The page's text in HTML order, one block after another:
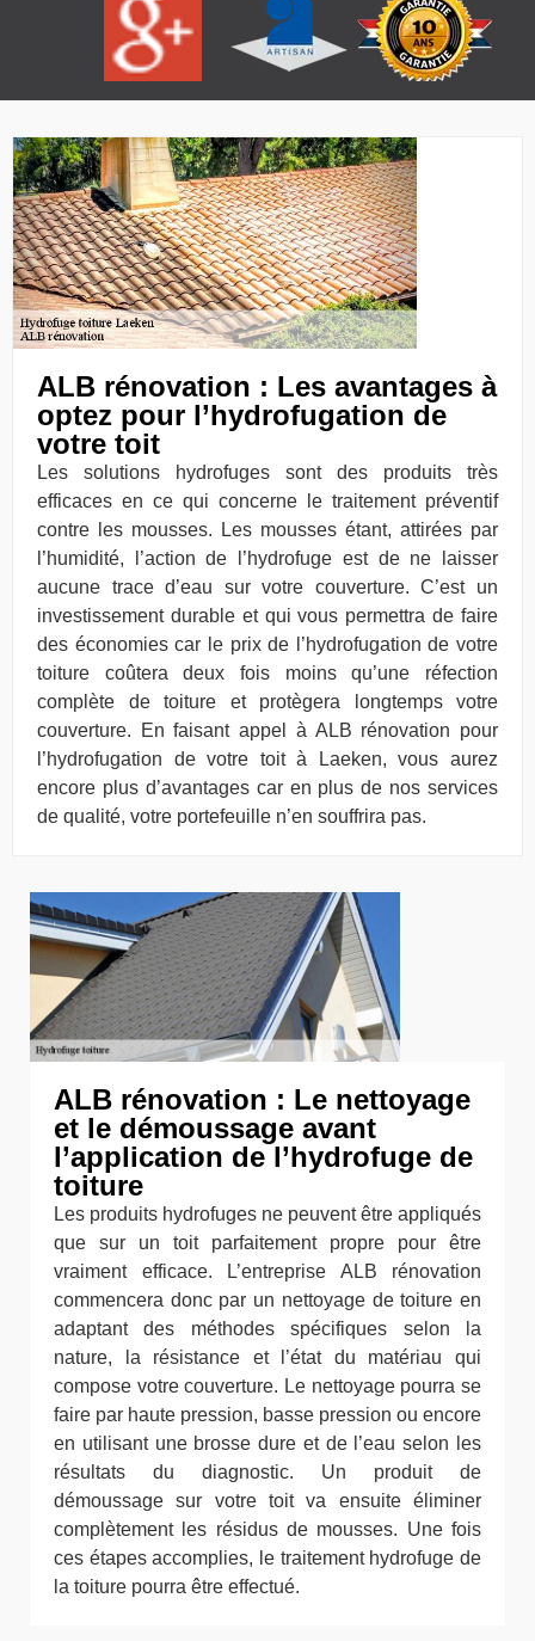
ALB rénovation : Les avantages à
optez pour l’hydrofugation de
votre toit
Les solutions hydrofuges sont des produits très
efficaces en ce qui concerne le traitement préventif
contre les mousses. Les mousses étant, attirées par
l’humidité, l’action de l’hydrofuge est de ne laisser
aucune trace d’eau sur votre couverture. C’est un
investissement durable et qui vous permettra de faire
des économies car le prix de l’hydrofugation de votre
toiture coûtera deux fois moins qu’une réfection
complète de toiture et protègera longtemps votre
couverture. En faisant appel à ALB rénovation pour
l’hydrofugation de votre toit à Laeken, vous aurez
encore plus d’avantages car en plus de nos services
de qualité, votre portefeuille n’en souffrira pas.
ALB rénovation : Le nettoyage
et le démoussage avant
l’application de l’hydrofuge de
toiture
Les produits hydrofuges ne peuvent être appliqués
que sur un toit parfaitement propre pour être
vraiment efficace. L’entreprise ALB rénovation
commencera donc par un nettoyage de toiture en
adaptant des méthodes spécifiques selon la
nature, la résistance et l’état du matériau qui
compose votre couverture. Le nettoyage pourra se
faire par haute pression, basse pression ou encore
en utilisant une brosse dure et de l’eau selon les
résultats du diagnostic. Un produit de
démoussage sur votre toit va ensuite éliminer
complètement les résidus de mousses. Une fois
ces étapes accomplies, le traitement hydrofuge de
la toiture pourra être effectué.